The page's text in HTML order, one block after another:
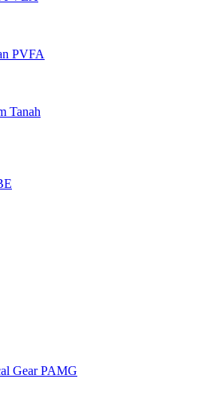
PVFA
Tanah
Gear PAMG